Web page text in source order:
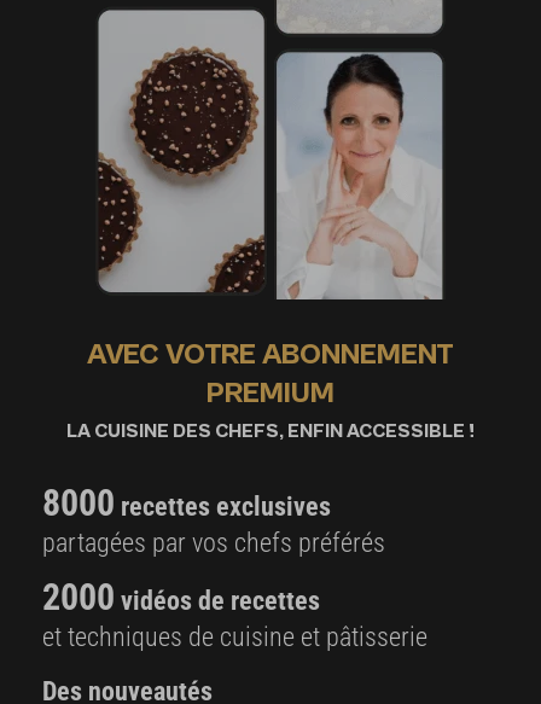
AVEC VOTRE ABONNEMENT
PREMIUM
LA CUISINE DES CHEFS, ENFIN ACCESSIBLE !
8000 recettes exclusives
partagées par vos chefs préférés
2000 vidéos de recettes
et techniques de cuisine et pâtisserie
Des nouveautés